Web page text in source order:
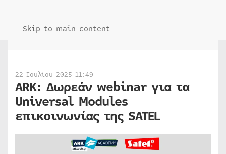
Skip to main content
22 Ιουλίου 2025 11:49
ARK: Δωρεάν webinar για τα
Universal Modules
επικοινωνίας της SATEL